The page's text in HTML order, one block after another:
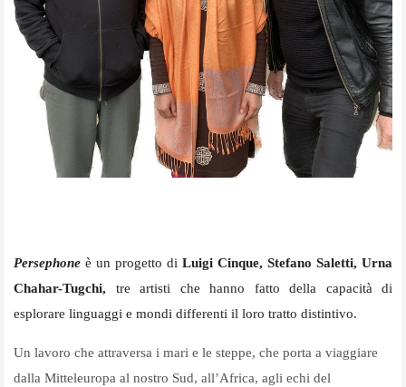
Persephone è un progetto di Luigi Cinque, Stefano Saletti, Urna
Chahar-Tugchi,
tre artisti che hanno fatto della capacità di
esplorare linguaggi e mondi differenti il loro tratto distintivo.
Un lavoro che attraversa i mari e le steppe, che porta a viaggiare
dalla Mitteleuropa al nostro Sud, all’Africa, agli echi del